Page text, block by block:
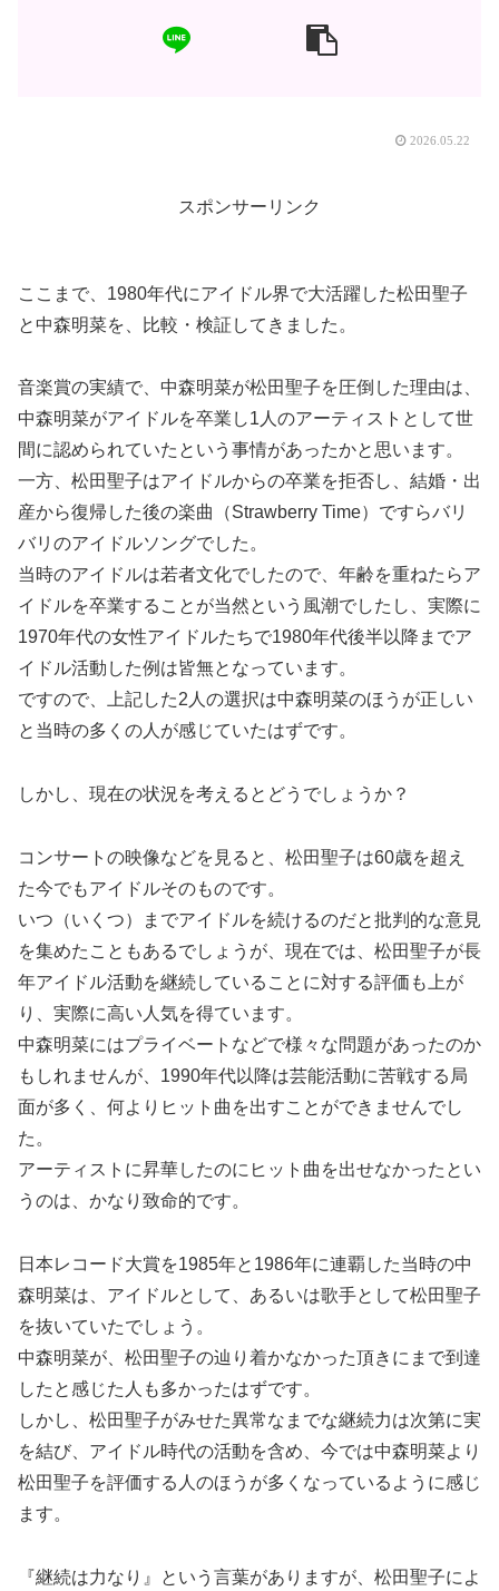
2026.05.22
スポンサーリンク
ここまで、1980年代にアイドル界で大活躍した松田聖子
と中森明菜を、比較・検証してきました。
音楽賞の実績で、中森明菜が松田聖子を圧倒した理由は、
中森明菜がアイドルを卒業し1人のアーティストとして世
間に認められていたという事情があったかと思います。
一方、松田聖子はアイドルからの卒業を拒否し、結婚・出
産から復帰した後の楽曲（Strawberry Time）ですらバリ
バリのアイドルソングでした。
当時のアイドルは若者文化でしたので、年齢を重ねたらア
イドルを卒業することが当然という風潮でしたし、実際に
1970年代の女性アイドルたちで1980年代後半以降までア
イドル活動した例は皆無となっています。
ですので、上記した2人の選択は中森明菜のほうが正しい
と当時の多くの人が感じていたはずです。
しかし、現在の状況を考えるとどうでしょうか？
コンサートの映像などを見ると、松田聖子は60歳を超え
た今でもアイドルそのものです。
いつ（いくつ）までアイドルを続けるのだと批判的な意見
を集めたこともあるでしょうが、現在では、松田聖子が長
年アイドル活動を継続していることに対する評価も上が
り、実際に高い人気を得ています。
中森明菜にはプライベートなどで様々な問題があったのか
もしれませんが、1990年代以降は芸能活動に苦戦する局
面が多く、何よりヒット曲を出すことができませんでし
た。
アーティストに昇華したのにヒット曲を出せなかったとい
うのは、かなり致命的です。
日本レコード大賞を1985年と1986年に連覇した当時の中
森明菜は、アイドルとして、あるいは歌手として松田聖子
を抜いていたでしょう。
中森明菜が、松田聖子の辿り着かなかった頂きにまで到達
したと感じた人も多かったはずです。
しかし、松田聖子がみせた異常なまでな継続力は次第に実
を結び、アイドル時代の活動を含め、今では中森明菜より
松田聖子を評価する人のほうが多くなっているように感じ
ます。
『継続は力なり』という言葉がありますが、松田聖子によ